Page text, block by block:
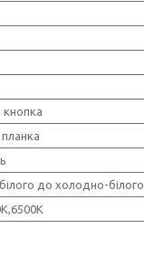
кнопка
до холодно-білого